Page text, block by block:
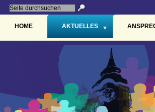
HOME AKTUELLES